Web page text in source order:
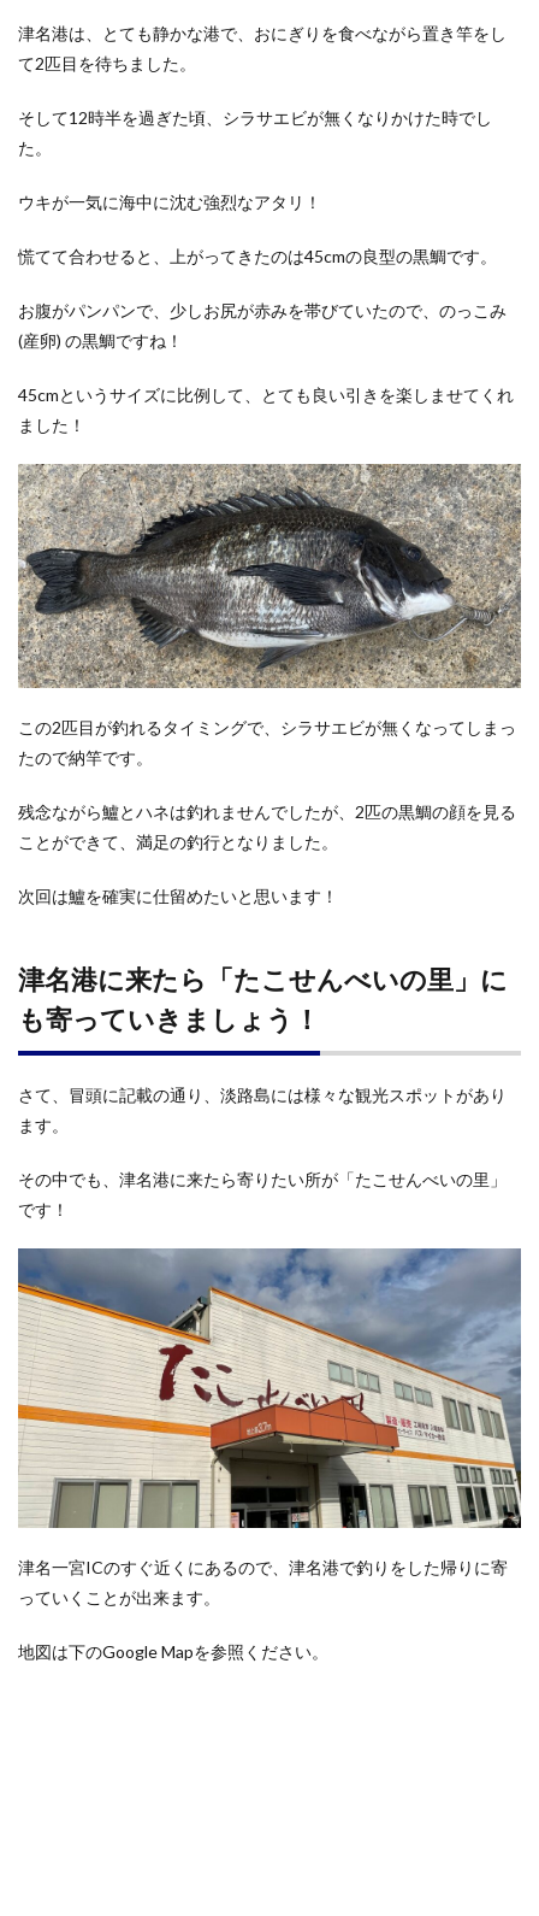
津名港は、とても静かな港で、おにぎりを食べながら置き竿をし
て2匹目を待ちました。
そして12時半を過ぎた頃、シラサエビが無くなりかけた時でし
た。
ウキが一気に海中に沈む強烈なアタリ！
慌てて合わせると、上がってきたのは45cmの良型の黒鯛です。
お腹がパンパンで、少しお尻が赤みを帯びていたので、のっこみ
(産卵) の黒鯛ですね！
45cmというサイズに比例して、とても良い引きを楽しませてくれ
ました！
この2匹目が釣れるタイミングで、シラサエビが無くなってしまっ
たので納竿です。
残念ながら鱸とハネは釣れませんでしたが、2匹の黒鯛の顔を見る
ことができて、満足の釣行となりました。
次回は鱸を確実に仕留めたいと思います！
津名港に来たら「たこせんべいの里」に
も寄っていきましょう！
さて、冒頭に記載の通り、淡路島には様々な観光スポットがあり
ます。
その中でも、津名港に来たら寄りたい所が「たこせんべいの里」
です！
津名一宮ICのすぐ近くにあるので、津名港で釣りをした帰りに寄
っていくことが出来ます。
地図は下のGoogle Mapを参照ください。